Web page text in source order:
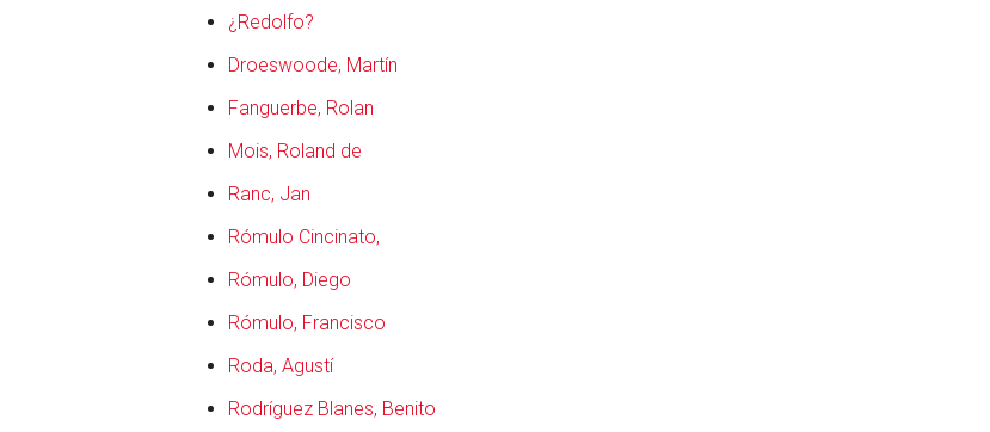
¿Redolfo?
Droeswoode, Martín
Fanguerbe, Rolan
Mois, Roland de
Ranc, Jan
Rómulo Cincinato,
Rómulo, Diego
Rómulo, Francisco
Roda, Agustí
Rodríguez Blanes, Benito